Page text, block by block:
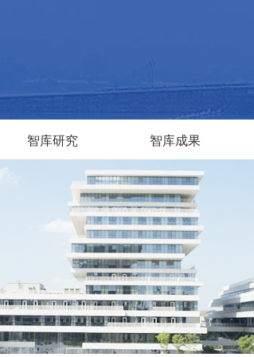
智库研究 智库成果